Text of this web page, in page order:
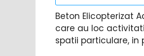
Beton Elicopterizat
care au loc
spatii particulare, in